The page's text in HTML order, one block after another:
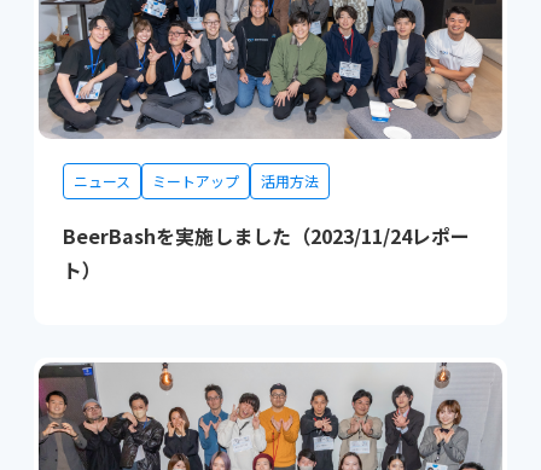
ニュース ミートアップ 活用方法
BeerBashを実施しました（2023/11/24レポー
ト）